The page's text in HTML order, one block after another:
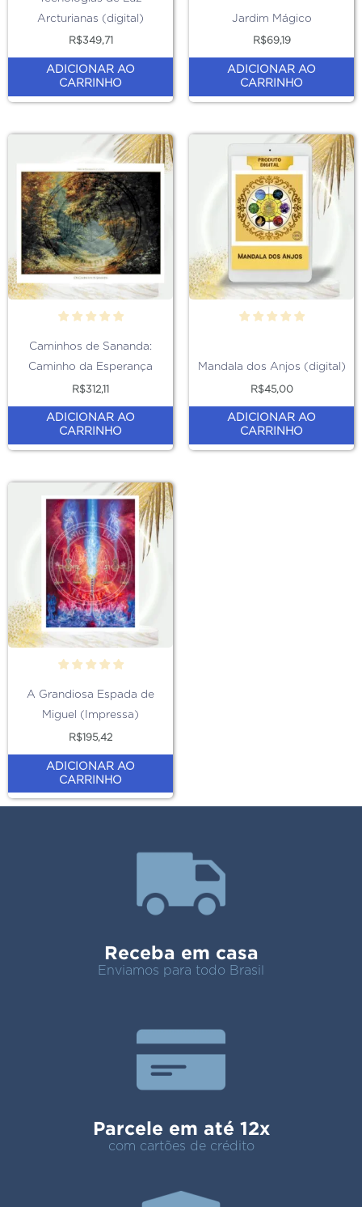
Arcturianas (digital)
R$349,71
ADICIONAR AO
CARRINHO
Jardim Mágico
R$69,19
ADICIONAR AO
CARRINHO
Caminhos de Sananda:
Caminho da Esperança
R$312,11
ADICIONAR AO
CARRINHO
Mandala dos Anjos (digital)
R$45,00
ADICIONAR AO
CARRINHO
A Grandiosa Espada de
Miguel (Impressa)
R$195,42
ADICIONAR AO
CARRINHO
Receba em casa
Enviamos para todo Brasil
Parcele em até 12x
com cartões de crédito